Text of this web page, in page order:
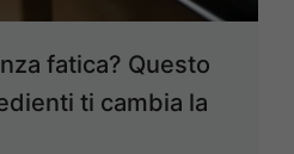
fatica? Questo
ti cambia la